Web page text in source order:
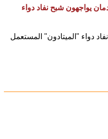
يواجهون شبح نفاد دواء
دواء "الميتادون" المستعمل